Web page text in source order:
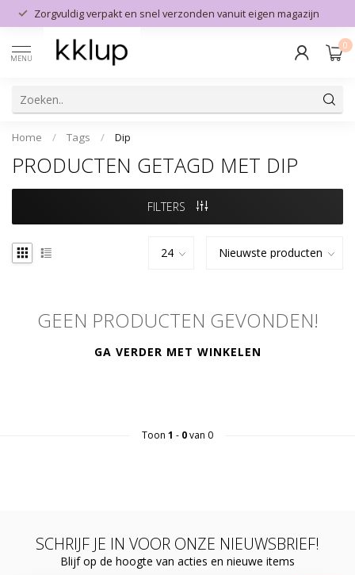
Zorgvuldig verpakt en snel verzonden vanuit eigen magazijn
MENU
0
Home / Tags / Dip
PRODUCTEN GETAGD MET DIP
FILTERS
GEEN PRODUCTEN GEVONDEN!
GA VERDER MET WINKELEN
Toon 1 - 0van 0
SCHRIJF JE IN VOOR ONZE NIEUWSBRIEF!
Blijf op de hoogte van acties en nieuwe items